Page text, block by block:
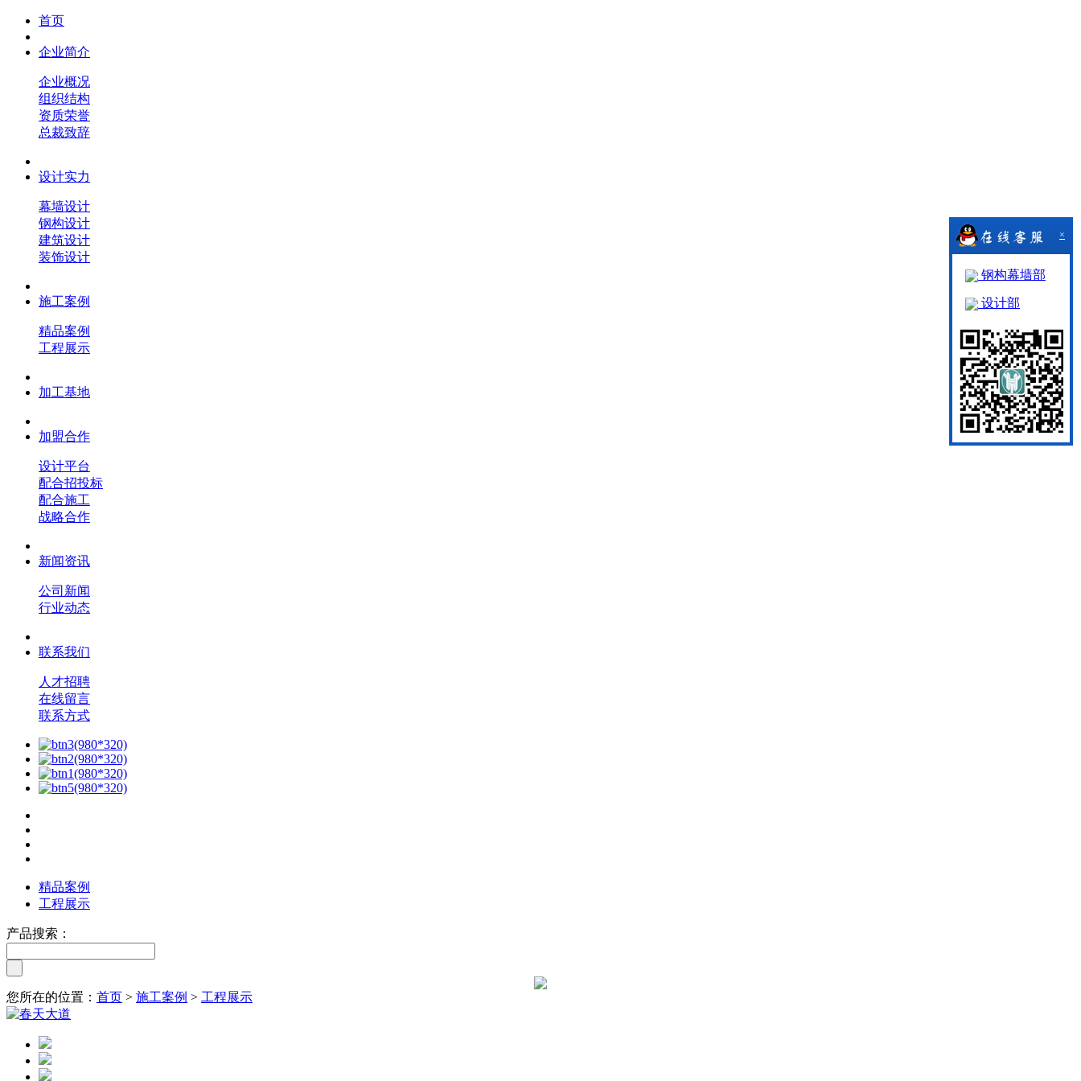
首页
企业简介
企业概况
组织结构
资质荣誉
总裁致辞
设计实力
幕墙设计
钢构设计
建筑设计
装饰设计
施工案例
精品案例
工程展示
加工基地
加盟合作
设计平台
配合招投标
配合施工
战略合作
新闻资讯
公司新闻
行业动态
联系我们
人才招聘
在线留言
联系方式
精品案例
工程展示
产品搜索：
您所在的位置： 首页 > 施工案例 > 工程展示
×
钢构幕墙部
设计部